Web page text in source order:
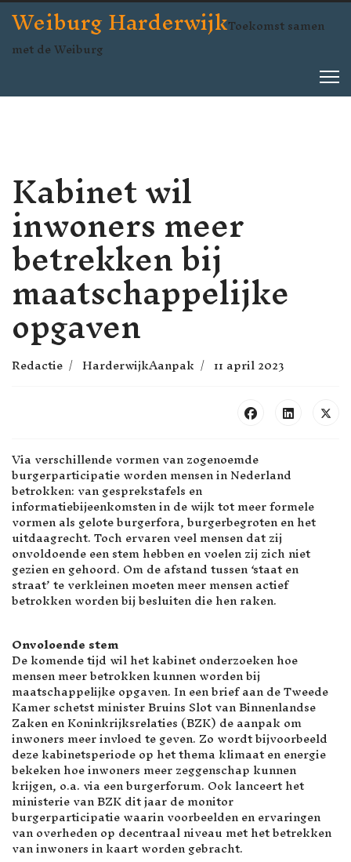
Weiburg HarderwijkToekomst samen
met de Weiburg
Kabinet wil
inwoners meer
betrekken bij
maatschappelijke
opgaven
Redactie HarderwijkAanpak 11 april 2023
Via verschillende vormen van zogenoemde
burgerparticipatie worden mensen in Nederland
betrokken: van gesprekstafels en
informatiebijeenkomsten in de wijk tot meer formele
vormen als gelote burgerfora, burgerbegroten en het
uitdaagrecht. Toch ervaren veel mensen dat zij
onvoldoende een stem hebben en voelen zij zich niet
gezien en gehoord. Om de afstand tussen ‘staat en
straat’ te verkleinen moeten meer mensen actief
betrokken worden bij besluiten die hen raken.
Onvoloende stem
De komende tijd wil het kabinet onderzoeken hoe
mensen meer betrokken kunnen worden bij
maatschappelijke opgaven. In een brief aan de Tweede
Kamer schetst minister Bruins Slot van Binnenlandse
Zaken en Koninkrijksrelaties (BZK) de aanpak om
inwoners meer invloed te geven. Zo wordt bijvoorbeeld
deze kabinetsperiode op het thema klimaat en energie
bekeken hoe inwoners meer zeggenschap kunnen
krijgen, o.a. via een burgerforum. Ook lanceert het
ministerie van BZK dit jaar de monitor
burgerparticipatie waarin voorbeelden en ervaringen
van overheden op decentraal niveau met het betrekken
van inwoners in kaart worden gebracht.